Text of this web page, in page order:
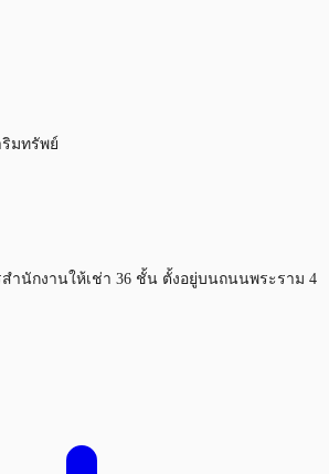
ริมทรัพย์
ำนักงานให้เช่า 36 ชั้น ตั้งอยู่บนถนนพระราม 4